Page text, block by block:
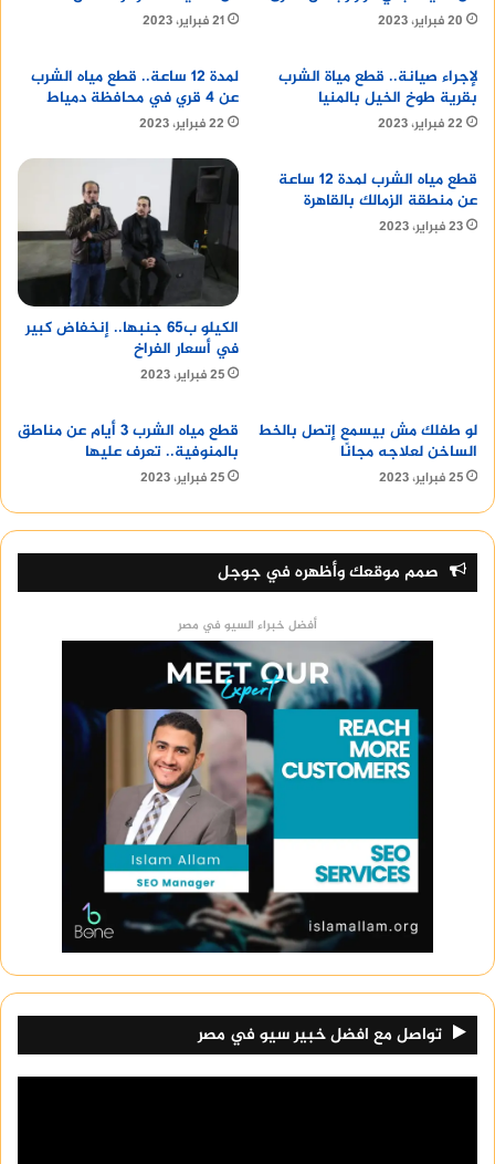
يأتي التجنيد في إطار حرص الدولة المصرية على حماية
أمنها القومي، وإعداد جيل من الشباب قادر على الدفاع
كما يأتي التجنيد في إطار سعي الدولة المصرية لتنمية
القدرات الوطنية، وبناء جيش قوي قادر على حماية
شركة تجهيز معارض في الرياض
20 فبراير، 2023 21 فبراير، 2023
لإجراء صيانة.. قطع مياة الشرب
بقرية طوخ الخيل بالمنيا
22 فبراير، 2023
لمدة 12 ساعة.. قطع مياه الشرب
عن 4 قري في محافظة دمياط
22 فبراير، 2023
قطع مياه الشرب لمدة 12 ساعة
عن منطقة الزمالك بالقاهرة
23 فبراير، 2023
الكيلو ب65 جنبها.. إنخفاض كبير
في أسعار الفراخ
25 فبراير، 2023
لو طفلك مش بيسمع إتصل بالخط
الساخن لعلاجه مجانًا
25 فبراير، 2023
قطع مياه الشرب 3 أيام عن مناطق
بالمنوفية.. تعرف عليها
25 فبراير، 2023
صمم موقعك وأظهره في جوجل
أفضل خبراء السيو في مصر
تواصل مع افضل خبير سيو في مصر